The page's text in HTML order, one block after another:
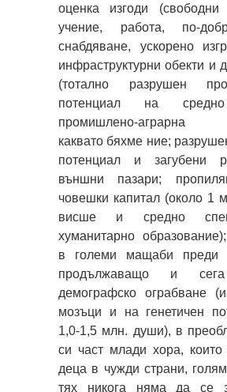
оценка изгоди (свободни
учение, работа, по-
снабдяване, ускорено
инфраструктурни обекти и
(тотално разрушен
потенциал на
промишлено-аграрна
каквато бяхме ние;
потенциал и загубени
външни пазари;
човешки капитал (около 1
висше и средно
хуманитарно
в големи мащаби преди
продължаващо и
демографско ограбване
мозъци и на генетичен
1,0-1,5 млн. души), в
си част млади хора,
деца в чужди страни,
тях никога няма да се